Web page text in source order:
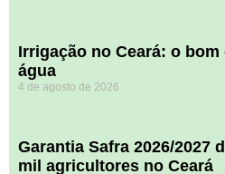
Irrigação no Ceará: o
água
4 de agosto de 2026
Garantia Safra 2026/2027
mil agricultores no Ceará